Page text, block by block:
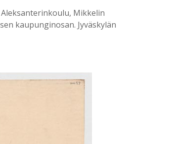
Mikkelin
kaupunginosan. Jyväskylän